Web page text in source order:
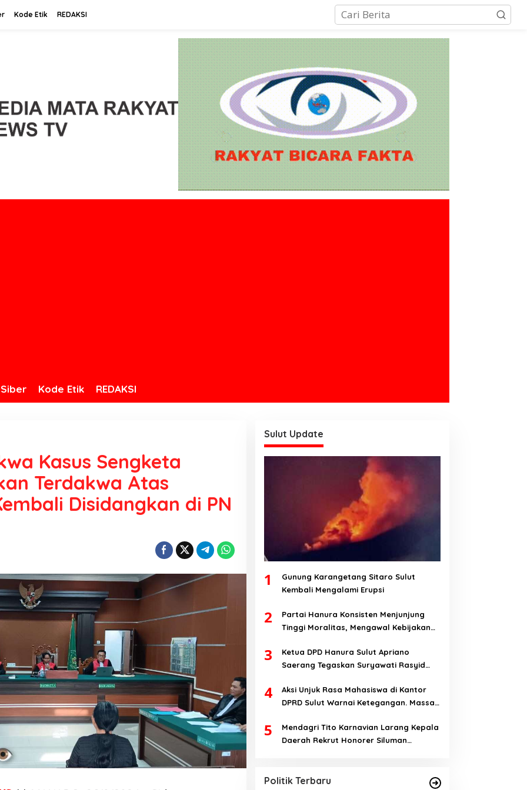
Kode Etik REDAKSI
Kode Etik REDAKSI
Kasus Sengketa
Terdakwa Atas
Disidangkan di PN
Sulut Update
1
Gunung Karangetang Sitaro Sulut
Kembali Mengalami Erupsi
2
Partai Hanura Konsisten Menjunjung
Tinggi Moralitas, Mengawal Kebijakan
Keadilan Sosial
3
Ketua DPD Hanura Sulut Apriano
Saerang Tegaskan Suryawati Rasyid
Bendahara Periode 2026-2031
4
Aksi Unjuk Rasa Mahasiswa di Kantor
DPRD Sulut Warnai Ketegangan. Massa
Hanya Ada Satu Kata, Lawan!!
5
Mendagri Tito Karnavian Larang Kepala
Daerah Rekrut Honorer Siluman
Politik Terbaru